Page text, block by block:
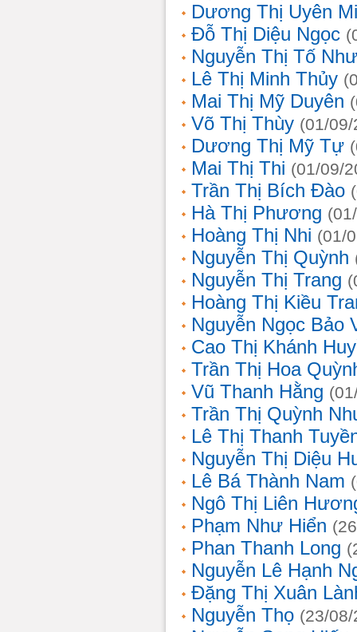
Dương Thị Uyên Mi
Đỗ Thị Diệu Ngọc
Nguyễn Thị Tố Như
Lê Thị Minh Thủy
Mai Thị Mỹ Duyên
Võ Thị Thùy (01/
Dương Thị Mỹ Tự
Mai Thị Thi (01/09/
Trần Thị Bích Đào
Hà Thị Phương
Hoàng Thị Nhi (01/
Nguyễn Thị Quỳnh
Nguyễn Thị Trang
Hoàng Thị Kiều
Nguyễn Ngọc Bảo
Cao Thị Khánh
Trần Thị Hoa
Vũ Thanh Hằng
Trần Thị Quỳnh
Lê Thị Thanh
Nguyễn Thị Diệu
Lê Bá Thành Nam
Ngô Thị Liên
Phạm Như Hiển
Phan Thanh Long
Nguyễn Lê Hạnh
Đặng Thị Xuân
Nguyễn Thọ (23/